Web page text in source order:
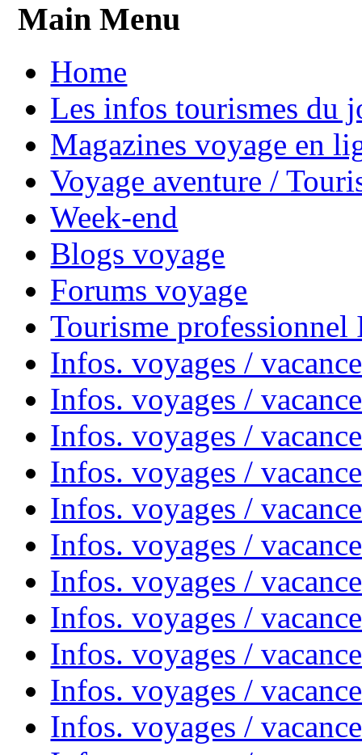
Main Menu
Home
Les infos tourismes du
Magazines voyage en
Voyage aventure /
Week-end
Blogs voyage
Forums voyage
Tourisme
Infos. voyages /
Infos. voyages /
Infos. voyages /
Infos. voyages /
Infos. voyages /
Infos. voyages /
Infos. voyages /
Infos. voyages /
Infos. voyages /
Infos. voyages /
Infos. voyages /